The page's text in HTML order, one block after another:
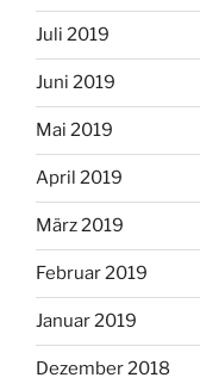
Juli 2019
Juni 2019
Mai 2019
April 2019
März 2019
Februar 2019
Januar 2019
Dezember 2018